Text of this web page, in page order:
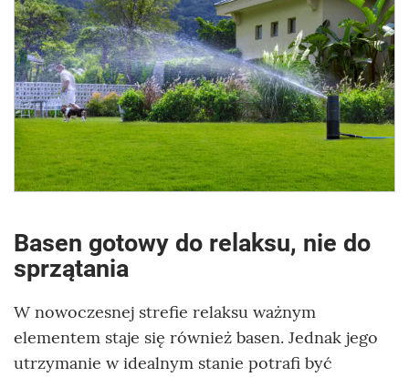
Basen gotowy do relaksu, nie do
sprzątania
W nowoczesnej strefie relaksu ważnym
elementem staje się również basen. Jednak jego
utrzymanie w idealnym stanie potrafi być